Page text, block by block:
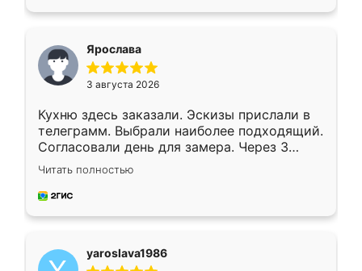
Ярослава
3 августа 2026
Кухню здесь заказали. Эскизы прислали в
телеграмм. Выбрали наиболее подходящий.
Согласовали день для замера. Через 3
недели кухня была уже готова. Остались
довольны работой. Спасибо Ренессанс
мебель за качественную работу!
Читать полностью
yaroslava1986